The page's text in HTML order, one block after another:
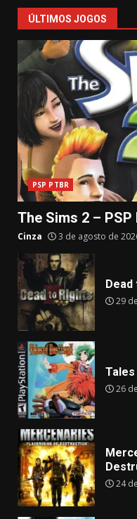
ÚLTIMOS JOGOS
PSP PTBR
The Sims 2 – PSP
Cinza 3 de agosto de
Dead
29
Tales
26
24